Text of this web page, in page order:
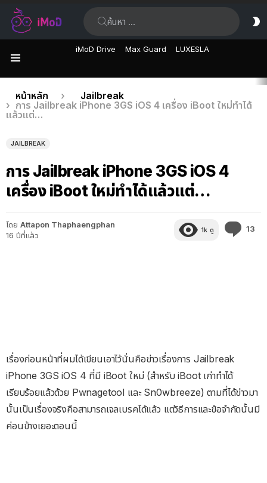
iMoD Drive Max Guard LUXESLA
เรื่อง
ล่าสุด
คุณอยู่ที่นี่:
หน้าหลัก
Jailbreak
การ Jailbreak iPhone 3GS iOS 4 เครื่อง iBoot ใหม่ทำได้
แล้วแต่…
JAILBREAK
การ Jailbreak iPhone 3GS iOS 4
เครื่อง iBoot ใหม่ทำได้แล้วแต่…
โดย Attapon Thaphaengphan
16 ปีที่แล้ว
1k ดู 13
เรื่องก่อนหน้าที่ผมได้เขียนเอาไว้นั่นคือข่าวเรื่องการ Jailbreak
iPhone 3GS iOS 4 ที่มี iBoot ใหม่ (สำหรับ iBoot เก่าทำได้
เรียบร้อยแล้วด้วย Pwnagetool และ Sn0wbreeze) ตามที่ได้ข่าวมา
นั้นเป็นเรื่องจริงคือสามารถเจลเบรคได้แล้ว แต่วิธีการและข้อจำกัดนั้นมี
ค่อนข้างเยอะตอนนี้